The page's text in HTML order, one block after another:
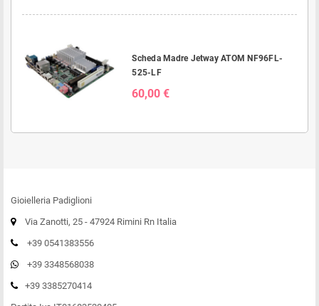
Scheda Madre Jetway ATOM NF96FL-
525-LF
60,00 €
Gioielleria Padiglioni
Via Zanotti, 25 - 47924 Rimini Rn Italia
+39 0541383556
+39 3348568038
+39 3385270414